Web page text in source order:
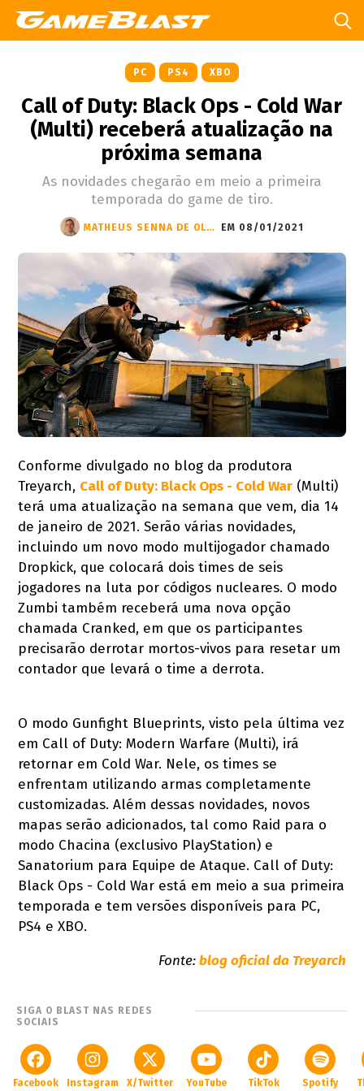
PC PS4 XBO
Call of Duty: Black Ops - Cold War
(Multi) receberá atualização na
próxima semana
As novidades chegarão em meio a primeira
temporada do game de tiro.
MATHEUS SENNA DE OLIVEIRA EM 08/01/2021
Conforme divulgado no blog da produtora
Treyarch, Call of Duty: Black Ops - Cold War (Multi)
terá uma atualização na semana que vem, dia 14
de janeiro de 2021. Serão várias novidades,
incluindo um novo modo multijogador chamado
Dropkick, que colocará dois times de seis
jogadores na luta por códigos nucleares. O modo
Zumbi também receberá uma nova opção
chamada Cranked, em que os participantes
precisarão derrotar mortos-vivos para resetar um
contador que levará o time a derrota.
O modo Gunfight Blueprints, visto pela última vez
em Call of Duty: Modern Warfare (Multi), irá
retornar em Cold War. Nele, os times se
enfrentam utilizando armas completamente
customizadas. Além dessas novidades, novos
mapas serão adicionados, tal como Raid para o
modo Chacina (exclusivo PlayStation) e
Sanatorium para Equipe de Ataque. Call of Duty:
Black Ops - Cold War está em meio a sua primeira
temporada e tem versões disponíveis para PC,
PS4 e XBO.
Fonte:blog oficial da Treyarch
SIGA O BLAST NAS REDES
SOCIAIS
Facebook Instagram X/Twitter YouTube TikTok Spotify